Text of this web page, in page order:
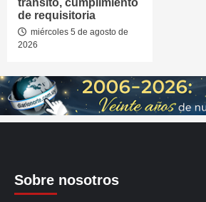
tránsito, cumplimiento
de requisitoria
miércoles 5 de agosto de
2026
Sobre nosotros